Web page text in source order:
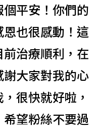
平安！你們的
也很感動！這
治療順利，在
大家對我的心
很快就好啦，
望粉絲不要過